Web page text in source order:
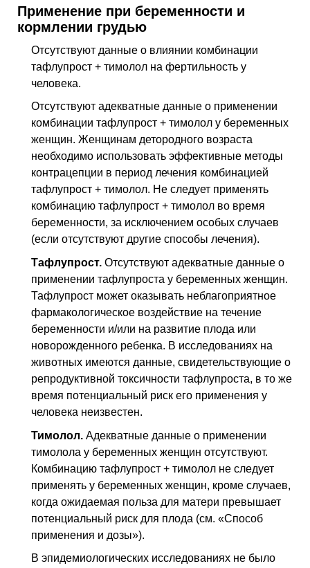
Применение при беременности и
кормлении грудью
Отсутствуют данные о влиянии комбинации
тафлупрост + тимолол на фертильность у
человека.
Отсутствуют адекватные данные о применении
комбинации тафлупрост + тимолол у беременных
женщин. Женщинам детородного возраста
необходимо использовать эффективные методы
контрацепции в период лечения комбинацией
тафлупрост + тимолол. Не следует применять
комбинацию тафлупрост + тимолол во время
беременности, за исключением особых случаев
(если отсутствуют другие способы лечения).
Тафлупрост. Отсутствуют адекватные данные о
применении тафлупроста у беременных женщин.
Тафлупрост может оказывать неблагоприятное
фармакологическое воздействие на течение
беременности и/или на развитие плода или
новорожденного ребенка. В исследованиях на
животных имеются данные, свидетельствующие о
репродуктивной токсичности тафлупроста, в то же
время потенциальный риск его применения у
человека неизвестен.
Тимолол. Адекватные данные о применении
тимолола у беременных женщин отсутствуют.
Комбинацию тафлупрост + тимолол не следует
применять у беременных женщин, кроме случаев,
когда ожидаемая польза для матери превышает
потенциальный риск для плода (см. «Способ
применения и дозы»).
В эпидемиологических исследованиях не было